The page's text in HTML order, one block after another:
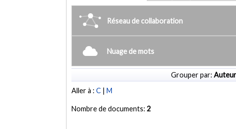
Réseau de collaboration
Nuage de mots
Grouper par:
Aller à :C |M
Nombre de documents:2